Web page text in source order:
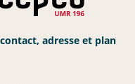
contact, adresse et plan